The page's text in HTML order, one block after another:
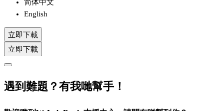
简体中文
English
立即下載
立即下載
遇到難題？有我哋幫手！